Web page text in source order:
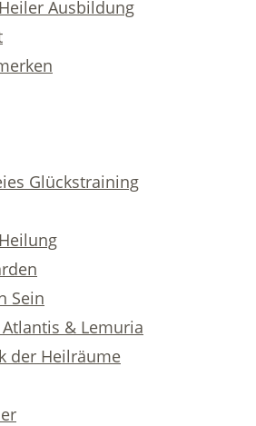
Ausbildung
Glückstraining
Sein
& Lemuria
der Heilräume